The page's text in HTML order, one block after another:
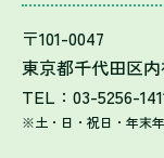
〒101-0047
東京都千代田区
TEL：03-5256-
※土・日・祝日・年末